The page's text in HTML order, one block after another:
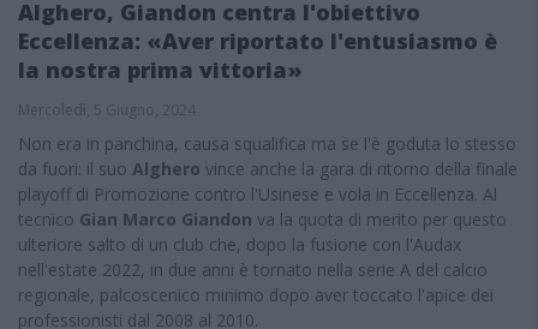
Alghero, Giandon centra l'obiettivo
Eccellenza: «Aver riportato l'entusiasmo è
la nostra prima vittoria»
Mercoledì, 5 Giugno, 2024
Non era in panchina, causa squalifica ma se l'è goduta lo stesso
da fuori: il suo Alghero vince anche la gara di ritorno della finale
playoff di Promozione contro l'Usinese e vola in Eccellenza. Al
tecnico Gian Marco Giandon va la quota di merito per questo
ulteriore salto di un club che, dopo la fusione con l'Audax
nell'estate 2022, in due anni è tornato nella serie A del calcio
regionale, palcoscenico minimo dopo aver toccato l'apice dei
professionisti dal 2008 al 2010.